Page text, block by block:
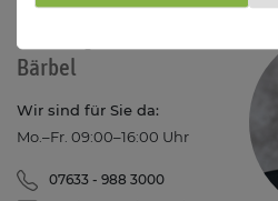
Bärbel
Wir sind für Sie da:
Mo.–Fr. 09:00–16:00 Uhr
07633 - 988 3000